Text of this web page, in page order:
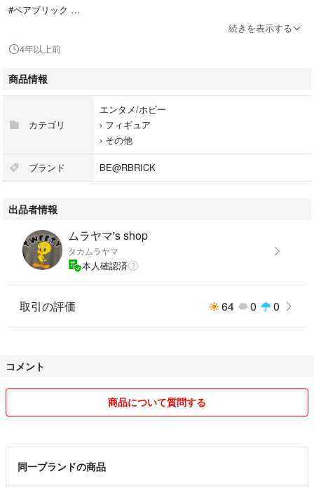
#ベアブリック
続きを表示する
4年以上前
商品情報
カテゴリ
エンタメ/ホビー
› フィギュア
› その他
ブランド BE@RBRICK
出品者情報
ムラヤマ's shop
タカムラヤマ
本人確認済
取引の評価 64 0 0
コメント
商品について質問する
同一ブランドの商品